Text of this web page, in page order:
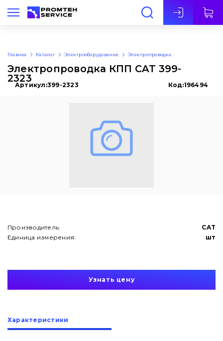
Рус
О нас
Главная Каталог Электрооборудование Электропроводка
Электропроводка КПП CAT 399-
2323
Артикул:399-2323 Код:196494
Производитель:
CAT
Единица измерения:
шт
Узнать цену
Характеристики